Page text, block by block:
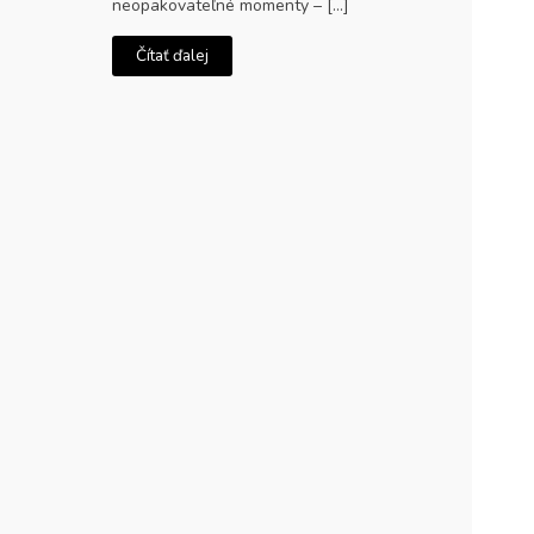
neopakovateľné momenty – […]
Čítať ďalej